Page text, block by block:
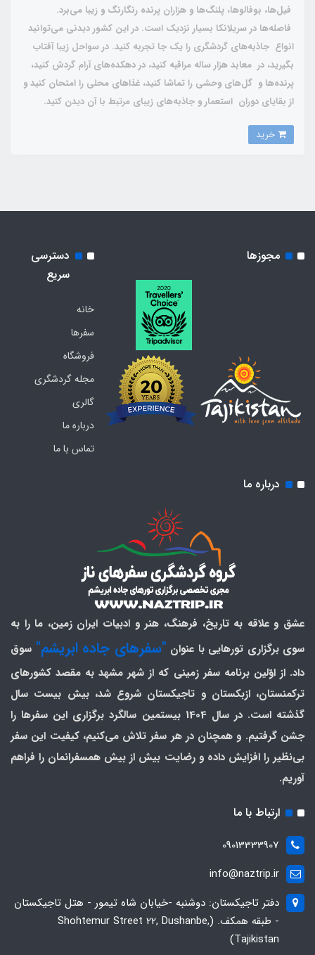
فیل‌ها، بوفالوها، پلنگ‌ها و هزاران پرنده‌ رنگارنگ و زیبا می‌برد.
فاصله‌ها در سریلانکا بسیار نزدیک است. در این کشور دیدنی می‌توانید
انواع جاذبه‌های گردشگری را یک‌ جا تجربه کنید. در سواحل زیبا آفتاب
بگیرید، در معابد هزار ساله مراقبه کنید، در دهکده‌های آرام گردش کنید،
پرنده‌ها و گل‌های وحشی را تماشا کنید، غذاهای محلی را امتحان کنید و
از بقایای دوران استعمار و جاذبه‌های زیبای مرتبط با آن دیدن کنید.
مجوزها
دسترسی
سریع
خانه
سفرها
فروشگاه
مجله گردشگری
گالری
درباره ما
تماس با ما
درباره ما
عشق و علاقه به تاریخ، فرهنگ، هنر و ادبیات ایران زمین، ما را به
سوی برگزاری تورهایی با عنوان "سفرهای جاده ابریشم" سوق
داد. از اوّلین برنامه سفر زمینی که از شهر مشهد به مقصد کشورهای
ترکمنستان، ازبکستان و تاجیکستان شروع شد، بیش بیست سال
گذشته است. در سال 1404 بیستمین سالگرد برگزاری این سفرها را
جشن گرفتیم. و همچنان در هر سفر تلاش می‌کنیم، کیفیت این سفر
بی‌نظیر را افزایش داده و رضایت بیش از بیش همسفرانمان را فراهم
آوریم.
ارتباط با ما
09013333907
info@naztrip.ir
دفتر تاجیکستان: دوشنبه -خیابان شاه تیمور - هتل تاجیکستان
- طبقه همکف. (Shohtemur Street 22, Dushanbe,
Tajikistan)